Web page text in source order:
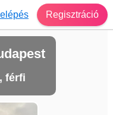
Regisztráció
férfi